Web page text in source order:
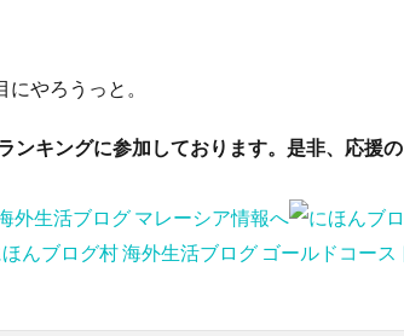
やろうっと。
ンキングに参加しております。是非、応援